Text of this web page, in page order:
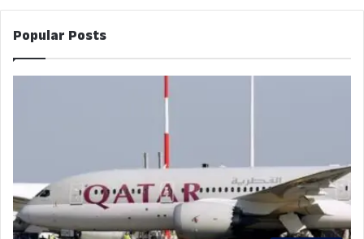
Popular Posts